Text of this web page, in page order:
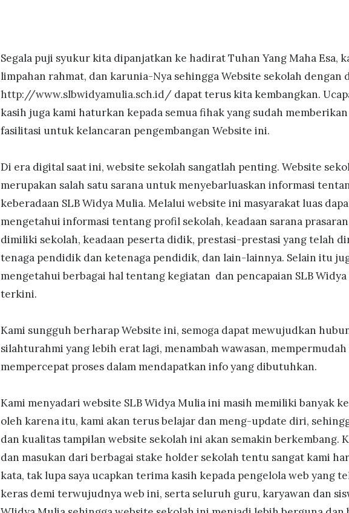
Segala puji syukur kita dipanjatkan ke hadirat Tuhan Yang Maha Esa,
limpahan rahmat, dan karunia-Nya sehingga Website sekolah dengan
http://www.slbwidyamulia.sch.id/dapat terus kita kembangkan.
kasih juga kami haturkan kepada semua fihak yang sudah
fasilitasi untuk kelancaran pengembangan Website ini.
Di era digital saat ini, website sekolah sangatlah penting. Website
merupakan salah satu sarana untuk menyebarluaskan informasi
keberadaan SLB Widya Mulia. Melalui website ini masyarakat luas
mengetahui informasi tentang profil sekolah, keadaan sarana
dimiliki sekolah, keadaan peserta didik, prestasi-prestasi yang telah
tenaga pendidik dan ketenaga pendidik, dan lain-lainnya. Selain itu
mengetahui berbagai hal tentang kegiatan dan pencapaian SLB
terkini.
Kami sungguh berharap Website ini, semoga dapat mewujudkan
silahturahmi yang lebih erat lagi, menambah wawasan, mempermudah
mempercepat proses dalam mendapatkan info yang dibutuhkan.
Kami menyadari website SLB Widya Mulia ini masih memiliki banyak
oleh karena itu, kami akan terus belajar dan meng-update diri,
dan kualitas tampilan website sekolah ini akan semakin berkembang.
dan masukan dari berbagai stake holder sekolah tentu sangat kami
kata, tak lupa saya ucapkan terima kasih kepada pengelola web yang
keras demi terwujudnya web ini, serta seluruh guru, karyawan dan